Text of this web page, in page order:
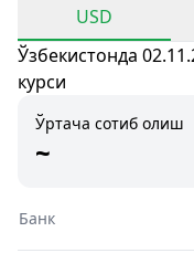
USD
Ўзбекистонда
курси
Ўртача сотиб олиш
~
Банк